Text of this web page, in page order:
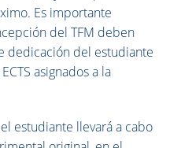
Es importante
del TFM deben
dedicación del estudiante
asignados a la
estudiante llevará a cabo